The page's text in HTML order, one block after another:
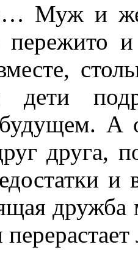
Муж и
дети
А
друга,
и